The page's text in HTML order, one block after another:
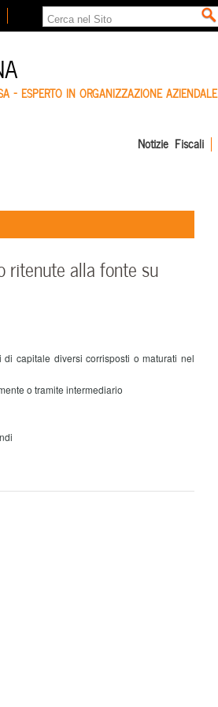
– ESPERTO IN ORGANIZZAZIONE AZIENDALE
Notizie Fiscali
ritenute alla fonte su
di capitale diversi corrisposti o maturati nel
o tramite intermediario